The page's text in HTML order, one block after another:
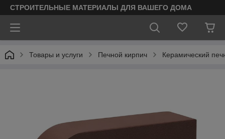
СТРОИТЕЛЬНЫЕ МАТЕРИАЛЫ ДЛЯ ВАШЕГО ДОМА
Товары и услуги Печной кирпич Керамический